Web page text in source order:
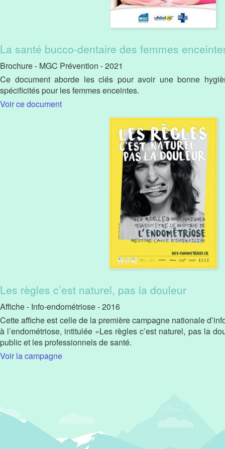
La santé bucco-dentaire des femmes
Brochure - MGC Prévention - 2021
Ce document aborde les clés pour avoir une bonne
spécificités pour les femmes enceintes.
Voir ce document
Les règles c’est naturel, pas la douleur
Affiche - Info-endométriose - 2016
Cette affiche est celle de la première campagne nationale
à l’endométriose, intitulée «Les règles c’est naturel, pas la
public et les professionnels de santé.
Voir la campagne